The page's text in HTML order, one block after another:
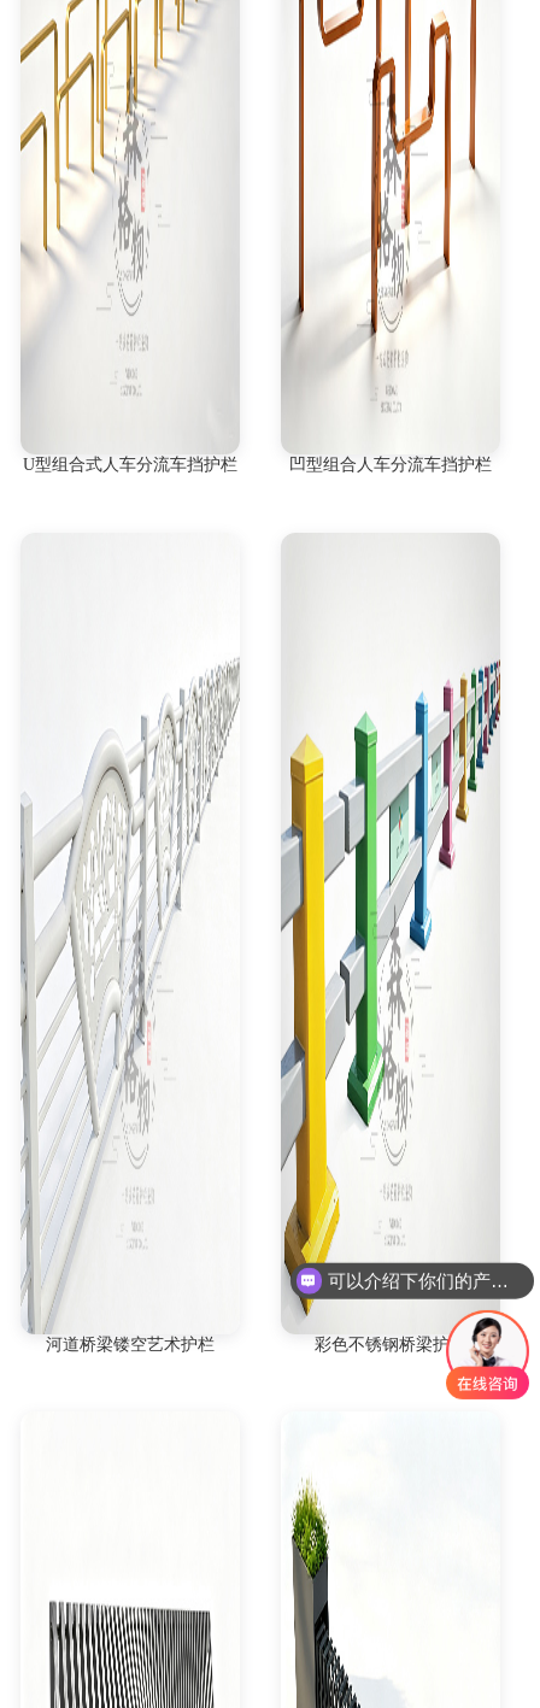
U型组合式人车分流车挡护栏 凹型组合人车分流车挡护栏
河道桥梁镂空艺术护栏 彩色不锈钢桥梁护栏
可以介绍下你们的产品么